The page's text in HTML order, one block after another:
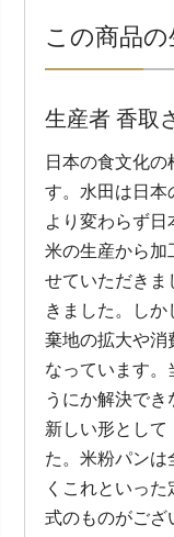
この商品の
生産者 香取
日本の食文化
す。水田は日本
より変わらず
米の生産から加
せていただきま
きました。し
棄地の拡大や消
なっています。
うにか解決で
新しい形として
た。米粉パンは
くこれといっ
式のものがござ